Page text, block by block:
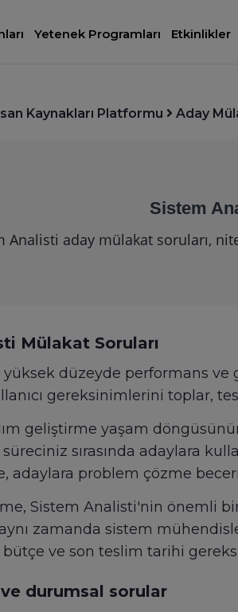
Yetenek Programları Etkinlikler
Kaynakları Platformu Aday
Sistem
Analisti aday mülakat soruları,
Mülakat Soruları
yüksek düzeyde performans
gereksinimlerini toplar,
geliştirme yaşam
sırasında adaylara
adaylara problem çözme
Sistem Analisti'nin önemli
zamanda sistem
bütçe ve son teslim tarihi
durumsal sorular